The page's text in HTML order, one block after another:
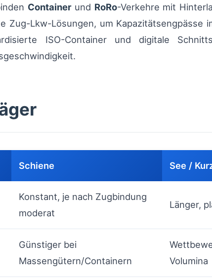
Containerund RoRo-Verkehre mit
Lkw-Lösungen, um Kapazitätsengpässe
ISO-Container und digitale
Schiene See /
Konstant, je nach Zugbindung
moderat
Länger,
Günstiger bei
Massengütern/Containern
Volumina